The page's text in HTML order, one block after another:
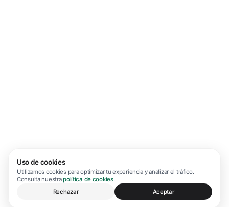
Uso de cookies
Utilizamos cookies para optimizar tu experiencia y analizar el tráfico.
Consulta nuestrapolítica de cookies.
Rechazar
Aceptar